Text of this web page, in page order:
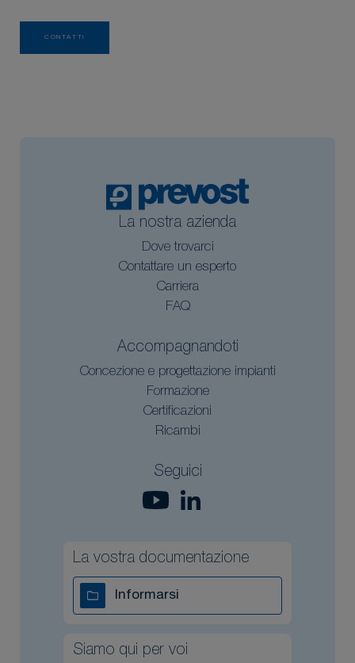
CONTATTI
La nostra azienda
Dove trovarci
Contattare un esperto
Carriera
FAQ
Accompagnandoti
Concezione e progettazione impianti
Formazione
Certificazioni
Ricambi
Seguici
La vostra documentazione
Informarsi
Siamo qui per voi